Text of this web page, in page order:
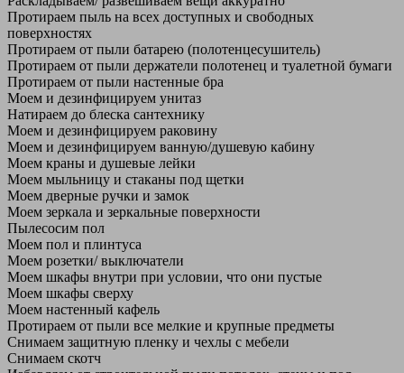
Протираем пыль на всех доступных и свободных
поверхностях
Протираем от пыли батарею (полотенцесушитель)
Протираем от пыли держатели полотенец и туалетной бумаги
Протираем от пыли настенные бра
Моем и дезинфицируем унитаз
Натираем до блеска сантехнику
Моем и дезинфицируем раковину
Моем и дезинфицируем ванную/душевую кабину
Моем краны и душевые лейки
Моем мыльницу и стаканы под щетки
Моем дверные ручки и замок
Моем зеркала и зеркальные поверхности
Пылесосим пол
Моем пол и плинтуса
Моем розетки/ выключатели
Моем шкафы внутри при условии, что они пустые
Моем шкафы сверху
Моем настенный кафель
Протираем от пыли все мелкие и крупные предметы
Снимаем защитную пленку и чехлы с мебели
Снимаем скотч